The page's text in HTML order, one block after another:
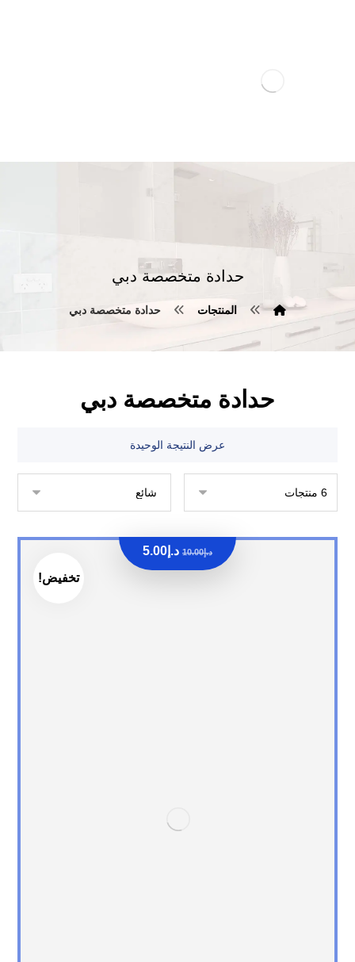
حدادة متخصصة دبي
المنتجات حدادة متخصصة دبي
حدادة متخصصة دبي
عرض النتيجة الوحيدة
تخفيض!
د.إ10.00 د.إ 5.00